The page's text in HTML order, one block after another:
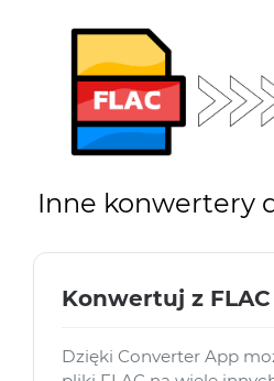
Inne konwertery
Konwertuj z FLAC
Dzięki Converter App